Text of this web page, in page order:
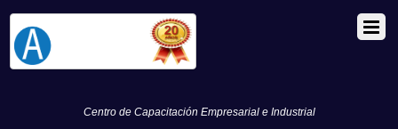
Centro de Capacitación Empresarial e Industrial